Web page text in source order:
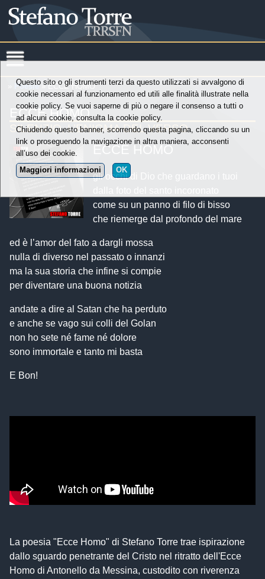
Poesie » ECCE HOMO
ECCE HOMO
SILENZIO, L’ENIGMA DEL VERSO
ECCE HOMO
gli occhi di Dio che guardano i tuoi
come su un panno di filo di bisso
che riemerge dal profondo del mare
ed è l’amor del fato a dargli mossa
nulla di diverso nel passato o innanzi
ma la sua storia che infine si compie
per diventare una buona notizia
andate a dire al Satan che ha perduto
e anche se vago sui colli del Golan
non ho sete né fame né dolore
sono immortale e tanto mi basta
E Bon!
La poesia "Ecce Homo" di Stefano Torre trae ispirazione
dallo sguardo penetrante del Cristo nel ritratto dell'Ecce
Homo di Antonello da Messina, custodito con riverenza
Questo sito o gli strumenti terzi da questo utilizzati si avvalgono di
cookie necessari al funzionamento ed utili alle finalità illustrate nella
cookie policy. Se vuoi saperne di più o negare il consenso a tutti o
ad alcuni cookie, consulta la cookie policy.
Chiudendo questo banner, scorrendo questa pagina, cliccando su un
link o proseguendo la navigazione in altra maniera, acconsenti
all’uso dei cookie.
Maggiori informazioni
OK